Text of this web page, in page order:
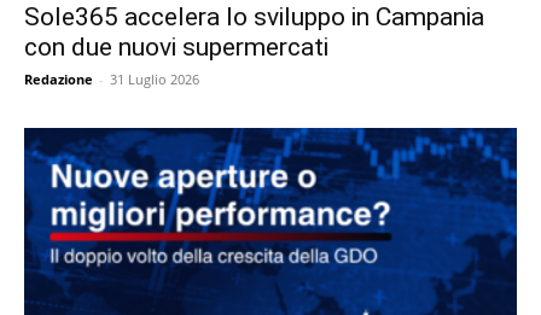
Sole365 accelera lo sviluppo in Campania
con due nuovi supermercati
Redazione - 31 Luglio 2026